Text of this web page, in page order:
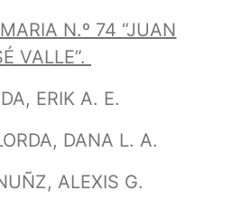
N.º 74 “JUAN
VALLE”.
ERIK A. E.
DANA L. A.
ALEXIS G.